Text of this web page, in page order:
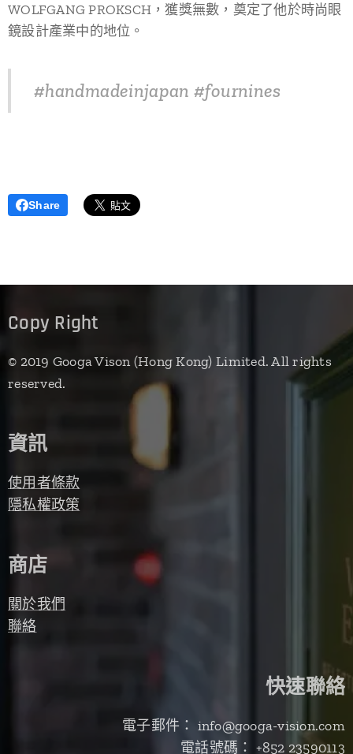
WOLFGANG PROKSCH，獲獎無數，奠定了他於時尚眼
鏡設計產業中的地位。
#handmadeinjapan #fournines
Share
Copy Right
© 2019 Googa Vison (Hong Kong) Limited. All rights
reserved.
資訊
使用者條款
隱私權政策
商店
關於我們
聯絡
快速聯絡
電子郵件： info@googa-vision.com
電話號碼： +852 23590113